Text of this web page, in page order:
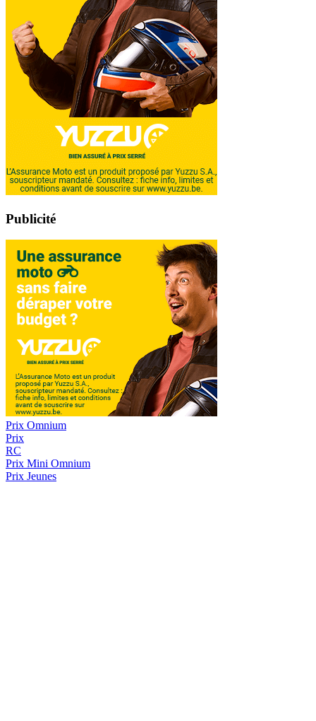
Publicité
Prix Omnium
Prix
RC
Prix Mini Omnium
Prix Jeunes